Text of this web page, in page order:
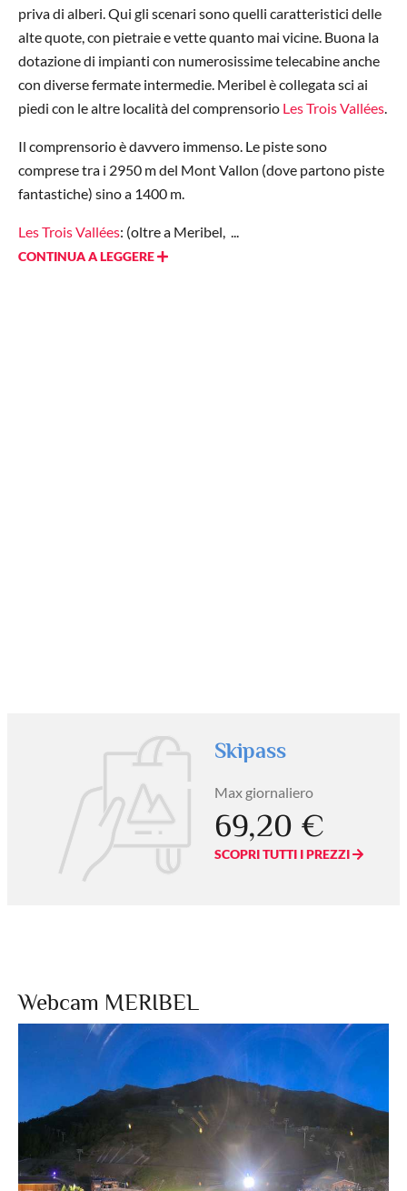
priva di alberi. Qui gli scenari sono quelli caratteristici delle
alte quote, con pietraie e vette quanto mai vicine. Buona la
dotazione di impianti con numerosissime telecabine anche
con diverse fermate intermedie. Meribel è collegata sci ai
piedi con le altre località del comprensorio Les Trois Vallées.
Il comprensorio è davvero immenso. Le piste sono
comprese tra i 2950 m del Mont Vallon (dove partono piste
fantastiche) sino a 1400 m.
Les Trois Vallées: (oltre a Meribel, ...
CONTINUA A LEGGERE
Skipass
Max giornaliero
69,20 €
SCOPRI TUTTI I PREZZI
Webcam MERIBEL